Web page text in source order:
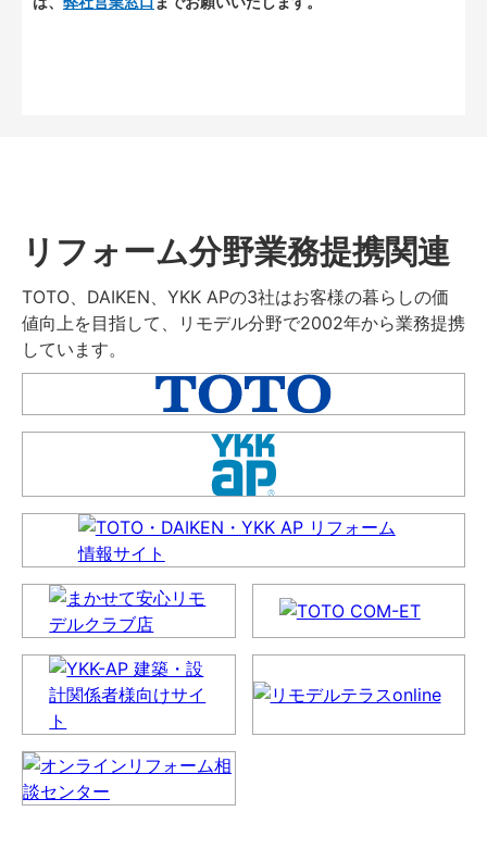
リフォーム分野業務提携関連
TOTO、DAIKEN、YKK APの3社はお客様の暮らしの価
値向上を目指して、リモデル分野で2002年から業務提携
しています。